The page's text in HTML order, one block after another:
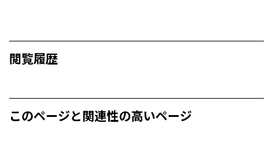
閲覧履歴
このページと関連性の高いページ